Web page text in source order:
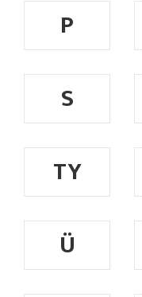
P
S
TY
Ü